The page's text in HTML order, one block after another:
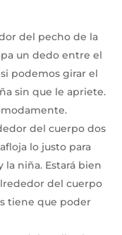
del pecho de la
un dedo entre el
podemos girar el
sin que le apriete.
del cuerpo dos
lo justo para
niña. Estará bien
del cuerpo
tiene que poder